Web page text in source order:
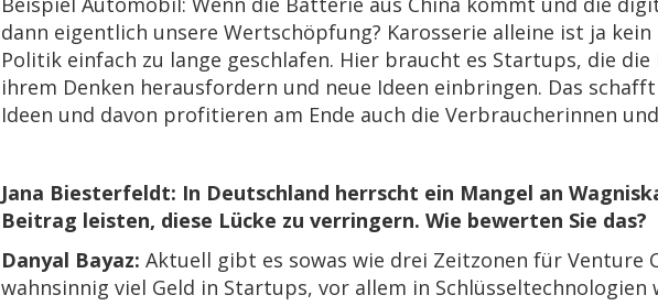
dann eigentlich unsere Wertschöpfung? Karosserie alleine ist ja
Politik einfach zu lange geschlafen. Hier braucht es Startups, die
ihrem Denken herausfordern und neue Ideen einbringen. Das
Ideen und davon profitieren am Ende auch die Verbraucherinnen
Jana Biesterfeldt: In Deutschland herrscht ein Mangel an
Beitrag leisten, diese Lücke zu verringern. Wie bewerten Sie das?
Danyal Bayaz: Aktuell gibt es sowas wie drei Zeitzonen für Venture
wahnsinnig viel Geld in Startups, vor allem in